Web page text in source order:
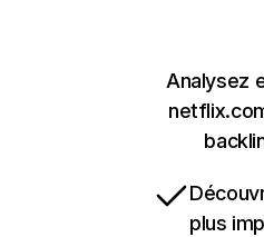
Analysez
plus